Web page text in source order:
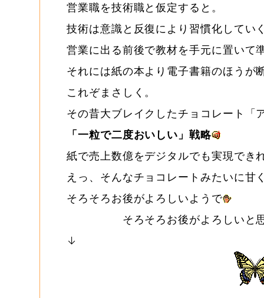
営業職を技術職と仮定すると。
技術は意識と反復により習慣化してい
営業に出る前後で教材を手元に置いて
それには紙の本より電子書籍のほうが
これぞまさしく。
その昔大ブレイクしたチョコレート「
「一粒で二度おいしい」戦略
紙で売上数億をデジタルでも実現でき
えっ、そんなチョコレートみたいに甘
そろそろお後がよろしいようで
そろそろお後がよろしいと思わ
↓